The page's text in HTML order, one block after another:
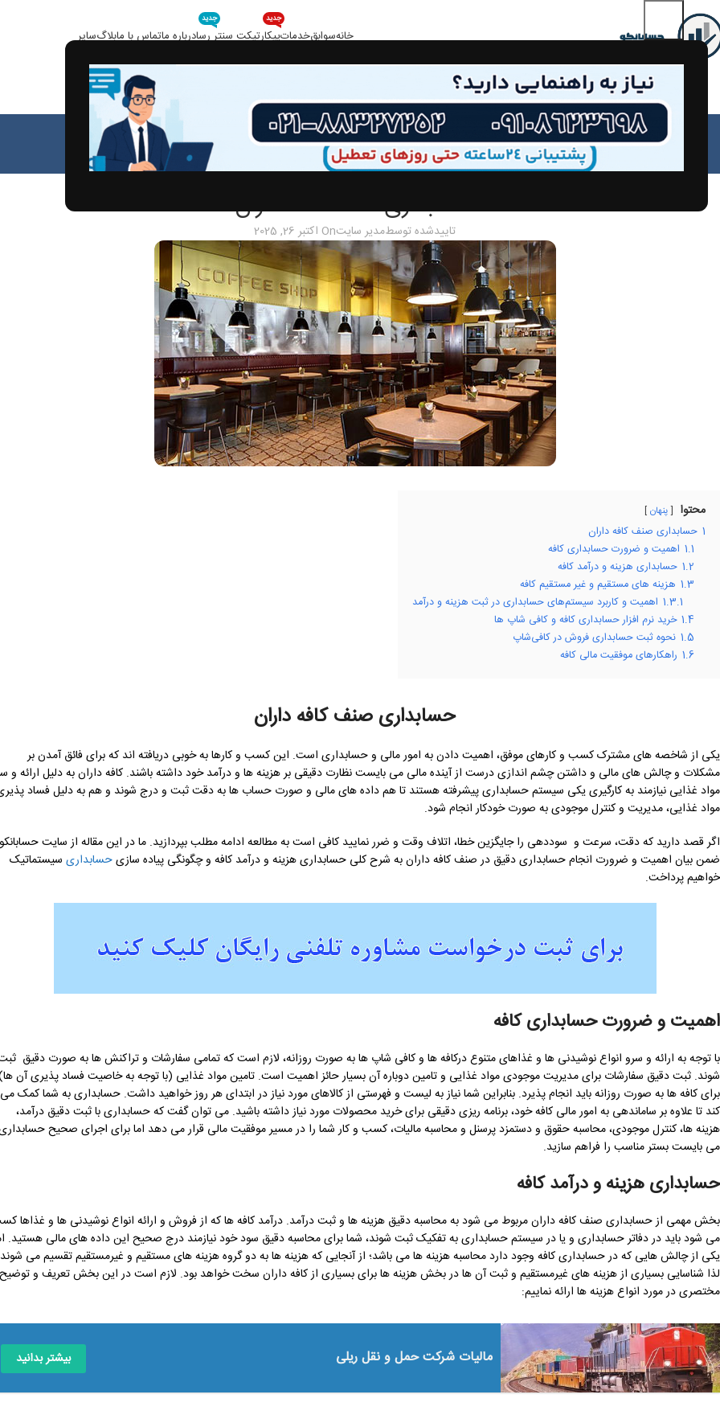
خانهسوابقخدماتپیکار
جدید
تیکت سنتر رسا
جدید
درباره ماتماس با مابلاگسایر
بلاگ
مقالات
حسابداری صنف کافه داران
تاییدشده توسطمدیر سایتOn اکتبر 26, 2025
محتوا پنهان
1 حسابداری صنف کافه داران
1.1 اهمیت و ضرورت حسابداری کافه
1.2 حسابداری هزینه و درآمد کافه
1.3 هزینه های مستقیم و غیر مستقیم کافه
1.3.1 اهمیت و کاربرد سیستم‌های حسابداری در ثبت هزینه و درآمد
1.4 خرید نرم افزار حسابداری کافه و کافی شاپ ها
1.5 نحوه ثبت حسابداری فروش در کافی‌شاپ
1.6 راهکارهای موفقیت مالی کافه
حسابداری صنف کافه داران
یکی از شاخصه های مشترک کسب و کارهای موفق، اهمیت دادن به امور مالی و حسابداری است. این کسب و کارها به خوبی دریافته اند که برای فائق آمدن بر
مشکلات و چالش های مالی و داشتن چشم اندازی درست از آینده مالی می بایست نظارت دقیقی بر هزینه ها و درآمد خود داشته باشند. کافه داران به دلیل ارائه و
مواد غذایی نیازمند به کارگیری یکی سیستم حسابداری پیشرفته هستند تا هم داده های مالی و صورت حساب ها به دقت ثبت و درج شوند و هم به دلیل فساد
مواد غذایی، مدیریت و کنترل موجودی به صورت خودکار انجام شود.
اگر قصد دارید که دقت، سرعت و سوددهی را جایگزین خطا، اتلاف وقت و ضرر نمایید کافی است به مطالعه ادامه مطلب بپردازید. ما در این مقاله از سایت حسابانکو
ضمن بیان اهمیت و ضرورت انجام حسابداری دقیق در صنف کافه داران به شرح کلی حسابداری هزینه و درآمد کافه و چگونگی پیاده سازیحسابداری سیستماتیک
خواهیم پرداخت.
اهمیت و ضرورت حسابداری کافه
با توجه به ارائه و سرو انواع نوشیدنی ها و غذاهای متنوع درکافه ها و کافی شاپ ها به صورت روزانه، لازم است که تمامی سفارشات و تراکنش ها به صورت دقیق
شوند. ثبت دقیق سفارشات برای مدیریت موجودی مواد غذایی و تامین دوباره آن بسیار حائز اهمیت است. تامین مواد غذایی (با توجه به خاصیت فساد پذیری آن
برای کافه ها به صورت روزانه باید انجام پذیرد. بنابراین شما نیاز به لیست و فهرستی از کالاهای مورد نیاز در ابتدای هر روز خواهید داشت. حسابداری به شما کمک می
کند تا علاوه بر ساماندهی به امور مالی کافه خود، برنامه ریزی دقیقی برای خرید محصولات مورد نیاز داشته باشید. می توان گفت که حسابداری با ثبت دقیق درآمد،
هزینه ها، کنترل موجودی، محاسبه حقوق و دستمزد پرسنل و محاسبه مالیات، کسب و کار شما را در مسیر موفقیت مالی قرار می دهد اما برای اجرای صحیح
می بایست بستر مناسب را فراهم سازید.
حسابداری هزینه و درآمد کافه
بخش مهمی از حسابداری صنف کافه داران مربوط می شود به محاسبه دقیق هزینه ها و ثبت درآمد. درآمد کافه ها که از فروش و ارائه انواع نوشیدنی ها و غذاها
می شود باید در دفاتر حسابداری و یا در سیستم حسابداری به تفکیک ثبت شوند، شما برای محاسبه دقیق سود خود نیازمند درج صحیح این داده های مالی هستید.
یکی از چالش هایی که در حسابداری کافه وجود دارد محاسبه هزینه ها می باشد؛ از آنجایی که هزینه ها به دو گروه هزینه های مستقیم و غیرمستقیم تقسیم می
لذا شناسایی بسیاری از هزینه های غیرمستقیم و ثبت آن ها در بخش هزینه ها برای بسیاری از کافه داران سخت خواهد بود. لازم است در این بخش تعریف و توضیح
مختصری در مورد انواع هزینه ها ارائه نماییم:
مالیات شرکت حمل و نقل ریلی بیشتر بدانید